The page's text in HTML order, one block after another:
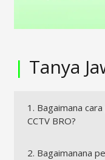
| Tanya
1. Bagaimana
CCTV BRO?
2. Bagaimanana